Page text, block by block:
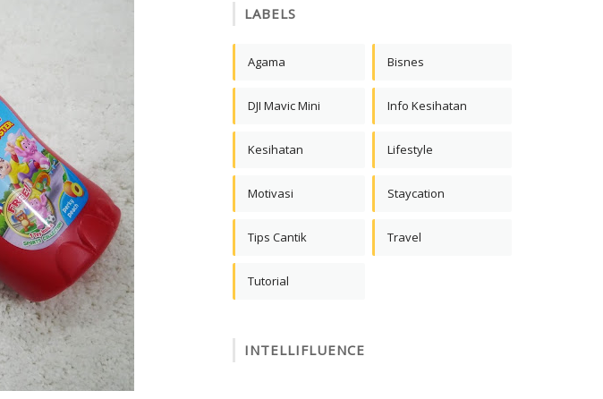
LABELS
Agama Bisnes
DJI Mavic Mini Info Kesihatan
Kesihatan Lifestyle
Motivasi Staycation
Tips Cantik Travel
Tutorial
INTELLIFLUENCE